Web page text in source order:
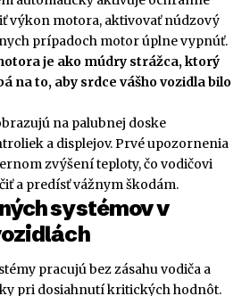
výkon motora, aktivovať núdzový
prípadoch motor úplne vypnúť.
je ako múdry strážca, ktorý
na to, aby srdce vášho vozidla bilo
na palubnej doske
a displejov. Prvé upozornenia
zvýšení teploty, čo vodičovi
a predísť vážnym škodám.
systémov v
pracujú bez zásahu vodiča a
pri dosiahnutí kritických hodnôt.